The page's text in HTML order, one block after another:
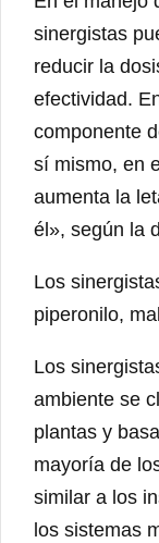
sinergistas
reducir la
efectividad.
componente
sí mismo, en
aumenta la
él», según la
Los
piperonilo,
Los
ambiente se
plantas y
mayoría de
similar a los
los sistemas